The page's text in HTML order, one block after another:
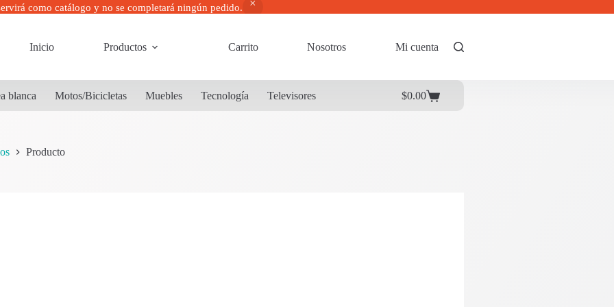
como catálogo y no se completará ningún pedido.
Inicio Productos Carrito Nosotros Mi cuenta
blanca Motos/Bicicletas Muebles Tecnología Televisores
Carrito
$0.00
Producto